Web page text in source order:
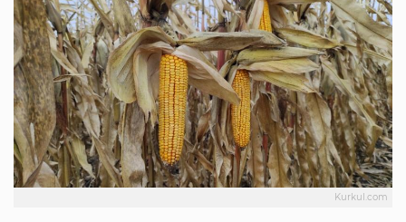
Kurkul.com